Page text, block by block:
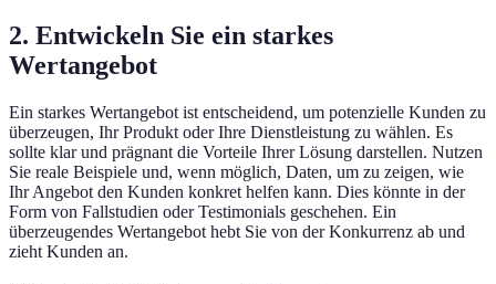
2. Entwickeln Sie ein starkes
Wertangebot
Ein starkes Wertangebot ist entscheidend, um potenzielle Kunden zu
überzeugen, Ihr Produkt oder Ihre Dienstleistung zu wählen. Es
sollte klar und prägnant die Vorteile Ihrer Lösung darstellen. Nutzen
Sie reale Beispiele und, wenn möglich, Daten, um zu zeigen, wie
Ihr Angebot den Kunden konkret helfen kann. Dies könnte in der
Form von Fallstudien oder Testimonials geschehen. Ein
überzeugendes Wertangebot hebt Sie von der Konkurrenz ab und
zieht Kunden an.